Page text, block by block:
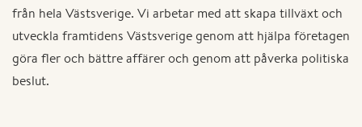
från hela Västsverige. Vi arbetar med att skapa tillväxt och
utveckla framtidens Västsverige genom att hjälpa företagen
göra fler och bättre affärer och genom att påverka politiska
beslut.